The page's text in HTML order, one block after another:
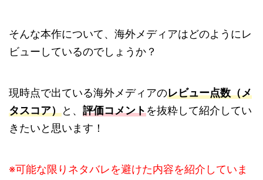
そんな本作について、海外メディアはどのようにレ
ビューしているのでしょうか？
現時点で出ている海外メディアのレビュー点数（メ
タスコア）と、 評価コメントを抜粋して紹介してい
きたいと思います！
※可能な限りネタバレを避けた内容を紹介していま